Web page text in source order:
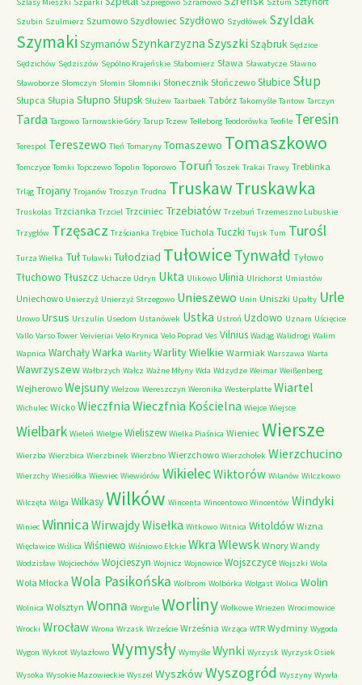
Szubin Szulmierz Szumowo Szydłowiec Szydłowo Szydłówek Szyldak
Szymaki SzymanówSzynkarzyzna Szyszki Sząbruk Sędzice
Sędzichów Sędziszów Sępólno Krajeńskie Słabomierz Sława Sławatycze Sławno
Sławoborze Słomczyn Słomin Słomniki Słonecznik Słończewo Słubice Słup
Słupca Słupia Słupno Słupsk Służew Taarbaek Tabórz Takomyśle Tantow Tarczyn
Tarda Targowo Tarnowskie Góry Tarup Tczew Telleborg Teodorówka Teofile Teresin
Terespol Tereszewo Tleń Tomaryny Tomaszewo Tomaszkowo
Tomczyce Tomki Topczewo Topolin Toporowo Toruń Toszek Trakai Trawy Treblinka
Trląg Trojany Trojanów Troszyn Trudna TruskawTruskawka
Truskolas Trzcianka Trzciel Trzciniec Trzebiatów Trzebuń Trzemeszno Lubuskie
Trzygłów Trzęsacz Trzścianka Trębice Tuchola Tuczki Tujsk Tum Turośl
Turza Wielka Tuł Tuławki Tułodziad Tułowice Tynwałd Tyłowo
Tłuchowo Tłuszcz Uchacze Udryn Ukta Ulikowo Ulinia Ulrichorst Umiastów
Uniechowo Unierzyż Unierzyż Strzegowo Unieszewo Unin Uniszki Upałty Urle
Urowo Ursus Urszulin Usedom Ustanówek Ustka Ustroń Uzdowo Uznam Uścięcice
Vallo Varso Tower Veivieriai Velo Krynica Velo Poprad Ves Vilnius Wadąg Walidrogi Walim
Wapnica WarchałyWarka Warlity Warlity Wielkie Warmiak Warszawa Warta
Wawrzyszew Wałbrzych Wałcz Ważne Młyny Wda Wdzydze Weimar Weißenberg
Wejherowo Wejsuny Welzow Wereszczyn Weronika Westerplatte Wiartel
Wichulec Wicko Wieczfnia Wieczfnia Kościelna Wiejce Wiejsce
Wielbark Wieleń Wielgie Wieliszew Wielka Piaśnica Wieniec Wiersze
Wierzba Wierzbica Wierzbinek Wierzbno Wierzchowo Wierzchołek Wierzchucino
Wierzchy Wiesiółka Wiewiec Wiewiórów WikielecWiktorów Wilanów Wilczkowo
Wilczęta Wilga WilkasyWilków Wincenta Wincentowo Wincentów Windyki
Winiec Winnica WirwajdyWisełka Witkowo Witnica Witoldów Wizna
Więcławice Wiślica Wiśniewo Wiśniowo Ełckie Wkra Wlewsk Wnory Wandy
Wodzisław Wojciechów Wojcieszyn Wojnicz Wojnowice Wojszczyce Wojszki Wola
Wola Młocka Wola Pasikońska Wolbrom Wolbórka Wolgast Wolica Wolin
Wolnica Wolsztyn Wonna Worgule Worliny Wołkowe Wriezen Wrocimowice
Wrocki Wrocław Wrona Wrzask Wrzeście Września Wrząca WTR Wydminy Wygoda
Wygon Wykrot Wylazłowo Wymysły Wymyśle Wynki Wyrzysk Wyrzysk Osiek
Wysoka Wysokie Mazowieckie Wyszel WyszkówWyszogród Wyszyny Wywła